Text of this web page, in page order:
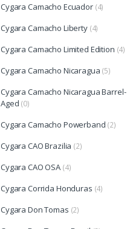
Cygara Camacho Ecuador (4)
Cygara Camacho Liberty (4)
Cygara Camacho Limited Edition (4)
Cygara Camacho Nicaragua (5)
Cygara Camacho Nicaragua Barrel-
Aged (0)
Cygara Camacho Powerband (2)
Cygara CAO Brazilia (2)
Cygara CAO OSA (4)
Cygara Corrida Honduras (4)
Cygara Don Tomas (2)